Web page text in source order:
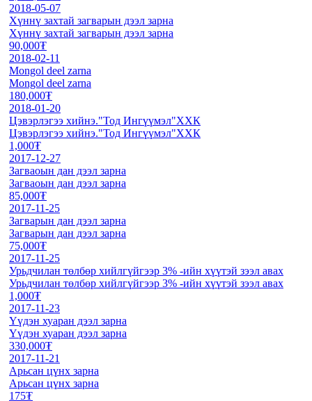
2018-05-07
Хүннү захтай загварын дээл зарна
Хүннү захтай загварын дээл зарна
90,000₮
2018-02-11
Mongol deel zarna
Mongol deel zarna
180,000₮
2018-01-20
Цэвэрлэгээ хийнэ."Тод Ингүүмэл"ХХК
Цэвэрлэгээ хийнэ."Тод Ингүүмэл"ХХК
1,000₮
2017-12-27
Загваоын дан дээл зарна
Загваоын дан дээл зарна
85,000₮
2017-11-25
Загварын дан дээл зарна
Загварын дан дээл зарна
75,000₮
2017-11-25
Урьдчилан төлбөр хийлгүйгээр 3% -ийн хүүтэй зээл авах
Урьдчилан төлбөр хийлгүйгээр 3% -ийн хүүтэй зээл авах
1,000₮
2017-11-23
Үүдэн хуаран дээл зарна
Үүдэн хуаран дээл зарна
330,000₮
2017-11-21
Арьсан цүнх зарна
Арьсан цүнх зарна
175₮